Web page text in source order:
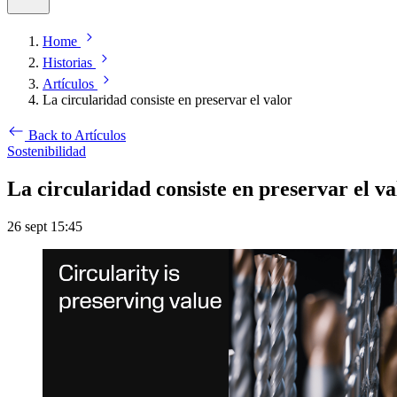
Home
Historias
Artículos
La circularidad consiste en preservar el valor
Back to Artículos
Sostenibilidad
La circularidad consiste en preservar el
26 sept 15:45